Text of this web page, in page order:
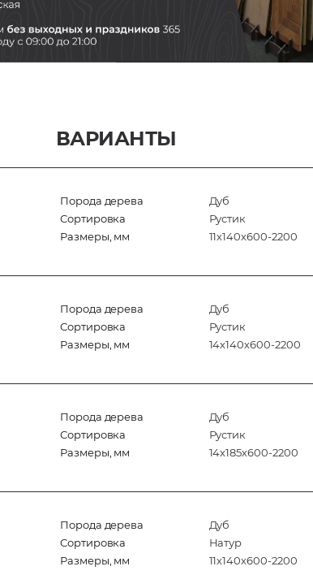
ВАРИАНТЫ
Порода дерева
Дуб
Сортировка
Рустик
Размеры, мм
11х140х600-2200
Порода дерева
Дуб
Сортировка
Рустик
Размеры, мм
14х140х600-2200
Порода дерева
Дуб
Сортировка
Рустик
Размеры, мм
14х185х600-2200
Порода дерева
Дуб
Сортировка
Натур
Размеры, мм
11х140х600-2200